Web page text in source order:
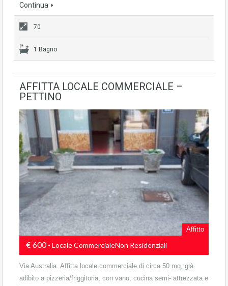
Continua
70
1 Bagno
AFFITTA LOCALE COMMERCIALE –
PETTINO
Affitto
€ 600- Locale CommercialeNon Residenziali
Via Australia. Affitta locale commerciale di circa 50 mq, già
adibito a pizzeria/friggitoria, con vano, cucina semi- attrezzata e